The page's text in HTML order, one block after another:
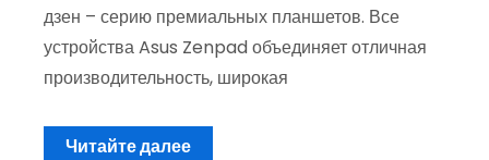
дзен – серию премиальных планшетов. Все
устройства Asus Zenpad объединяет отличная
производительность, широкая
Читайте далее